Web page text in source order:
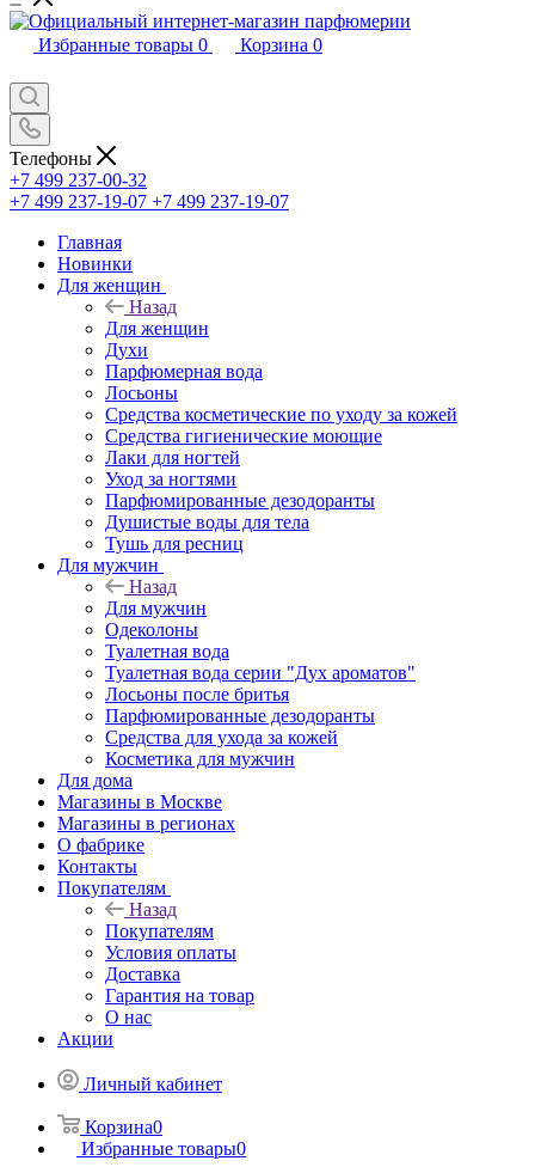
Избранные товары 0 Корзина 0
Телефоны
+7 499 237-00-32
+7 499 237-19-07 +7 499 237-19-07
Главная
Новинки
Для женщин
Назад
Для женщин
Духи
Парфюмерная вода
Лосьоны
Средства косметические по уходу за кожей
Средства гигиенические моющие
Лаки для ногтей
Уход за ногтями
Парфюмированные дезодоранты
Душистые воды для тела
Тушь для ресниц
Для мужчин
Назад
Для мужчин
Одеколоны
Туалетная вода
Туалетная вода серии "Дух ароматов"
Лосьоны после бритья
Парфюмированные дезодоранты
Средства для ухода за кожей
Косметика для мужчин
Для дома
Магазины в Москве
Магазины в регионах
О фабрике
Контакты
Покупателям
Назад
Покупателям
Условия оплаты
Доставка
Гарантия на товар
О нас
Акции
Личный кабинет
Корзина0
Избранные товары0